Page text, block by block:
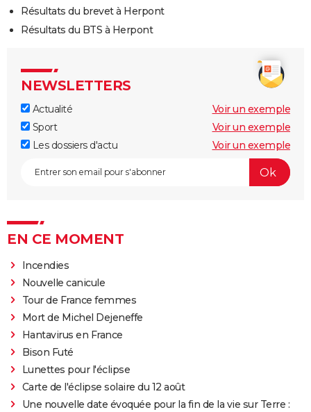
Résultats du brevet à Herpont
Résultats du BTS à Herpont
NEWSLETTERS
Actualité
Voir un exemple
Sport
Voir un exemple
Les dossiers d'actu
Voir un exemple
EN CE MOMENT
Incendies
Nouvelle canicule
Tour de France femmes
Mort de Michel Dejeneffe
Hantavirus en France
Bison Futé
Lunettes pour l'éclipse
Carte de l'éclipse solaire du 12 août
Une nouvelle date évoquée pour la fin de la vie sur Terre :